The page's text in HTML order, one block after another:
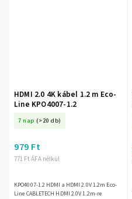
HDMI 2.0 4K kábel 1.2 m Eco-
Line KPO4007-1.2
7 nap (>20 db)
771 Ft ÁFA nélkül
979 Ft
KPO4007-1.2 HDMI a HDMI 2.0V 1.2m Eco-
Line CABLETECH HDMI 2.0V 1.2m-re